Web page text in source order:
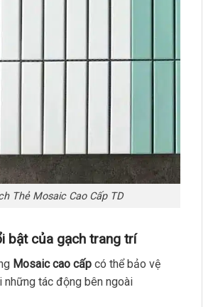
Thẻ Mosaic Cao Cấp TD
bật của gạch trang trí
Mosaic cao cấp có thể bảo vệ
tác động bên ngoài